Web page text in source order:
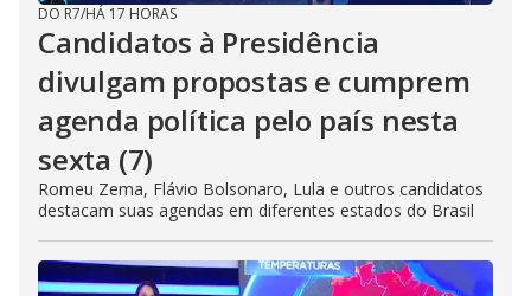
DO R7/HÁ 17 HORAS
Candidatos à Presidência
divulgam propostas e cumprem
agenda política pelo país nesta
sexta (7)
Romeu Zema, Flávio Bolsonaro, Lula e outros candidatos
destacam suas agendas em diferentes estados do Brasil